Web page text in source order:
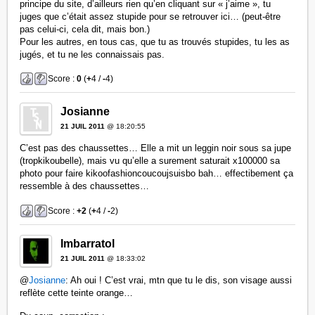
principe du site, d’ailleurs rien qu’en cliquant sur « j’aime », tu
juges que c’était assez stupide pour se retrouver ici… (peut-être
pas celui-ci, cela dit, mais bon.)
Pour les autres, en tous cas, que tu as trouvés stupides, tu les as
jugés, et tu ne les connaissais pas.
Score :0 (+4 /-4)
Josianne
21 JUIL 2011 @ 18:20:55
C’est pas des chaussettes… Elle a mit un leggin noir sous sa jupe
(tropkikoubelle), mais vu qu’elle a surement saturait x100000 sa
photo pour faire kikoofashioncoucoujsuisbo bah… effectibement ça
ressemble à des chaussettes…
Score :+2 (+4 /-2)
Imbarratol
21 JUIL 2011 @ 18:33:02
@Josianne: Ah oui ! C’est vrai, mtn que tu le dis, son visage aussi
reflète cette teinte orange…